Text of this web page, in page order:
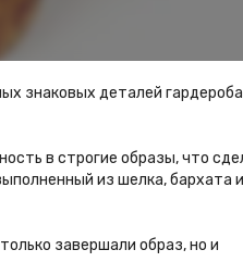
знаковых деталей
в строгие образы, что
из шелка, бархата
завершали образ, но и